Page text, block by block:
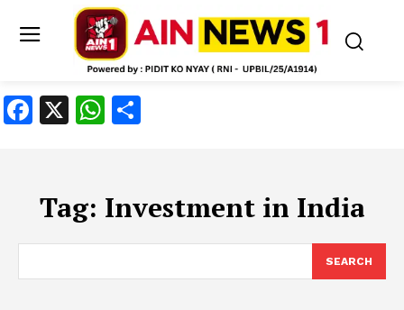
Facebook
X WhatsApp
Tag: Investment in India
SEARCH